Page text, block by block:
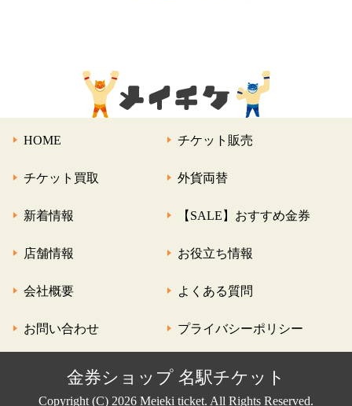
HOME チケット販売
チケット買取 外貨両替
新着情報 【SALE】おすすめ金券
店舗情報 お役立ち情報
会社概要 よくある質問
お問い合わせ プライバシーポリシー
金券ショップ 名駅チケット
Copyright (C) 2026 Meieki ticket. All Rights Reserved.